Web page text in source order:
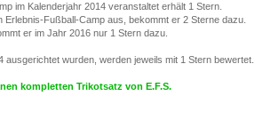
im Kalenderjahr 2014 veranstaltet erhält 1 Stern.
Erlebnis-Fußball-Camp aus, bekommt er 2 Sterne dazu.
er im Jahr 2016 nur 1 Stern dazu.
wurden, werden jeweils mit 1 Stern bewertet.
kompletten Trikotsatz von E.F.S.